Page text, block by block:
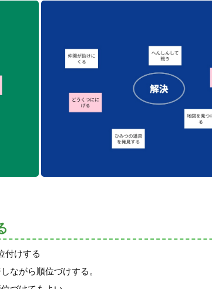
付けする
ながら順位づけする。